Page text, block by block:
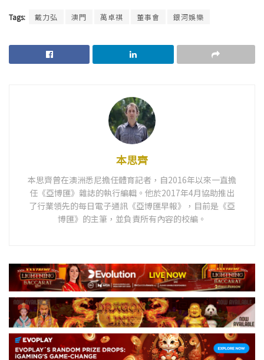
Tags: 戴力弘 澳門 萬卓祺 董事會 銀河娛樂
本思齊
本思齊曾在澳洲悉尼擔任體育記者，自2016年以來一直擔
任《亞博匯》雜誌的執行編輯。他於2017年4月協助推出
了行業領先的每日電子通訊《亞博匯早報》，目前是《亞
博匯》的主筆，並負責所有內容的校編。